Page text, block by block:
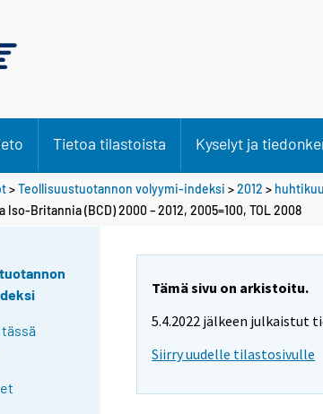
Tietoa tilastoista Kyselyt ja
>Teollisuustuotannon volyymi-indeksi >2012 > huhtikuu
Iso-Britannia (BCD) 2000 – 2012, 2005=100, TOL 2008
Tämä sivu on arkistoitu.
5.4.2022 jälkeen julkaistut
Siirry uudelle tilastosivulle